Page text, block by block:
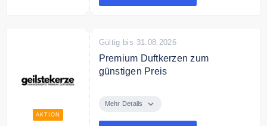
AKTION
Gültig bis 31.08.2026
Premium Duftkerzen zum
günstigen Preis
Premium Duftkerzen zum
Mehr Details